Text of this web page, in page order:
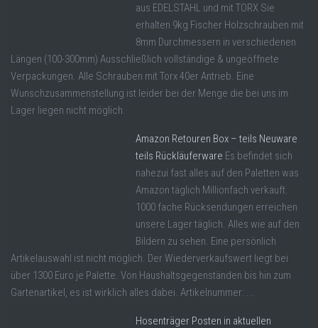
aus EDELSTAHL und mit TORX Sie
erhalten 9kg Fischer Holzschrauben mit
8mm Durchmessern in verschiedenen
Längen (100-300mm) Ausschließlich vollständige & ungeöffnete
Verpackungen. Alle Schrauben mit Torx 40er Antrieb. Eine
Wunschzusammenstellung ist leider bei der Menge die bei uns im
Lager liegen nicht möglich.
Amazon Retouren Box – teils Neuware
teils Rückläuferware Es befindet sich
nahezui fast alles auf den Paletten was
Amazon täglich Millionfach verkauft.
1000 fache Rücksendungen erreichen
unsere Lager täglich. Alles wie auf den
Bildern zu sehen. Eine persönlich
Artikelauswahl ist nicht möglich. Der Wiederverkaufswert liegt bei
über 1300 Euro je Palette. Von Haushaltsgegenständen bis hin zum
Gartenartikel, es ist wirklich alles dabei. Artikelnummer: ...
Hosenträger Posten in aktuellen